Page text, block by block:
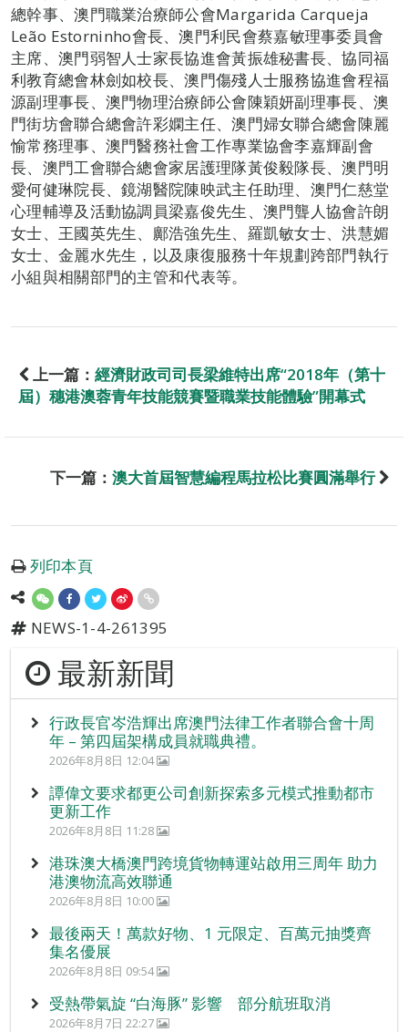
總幹事、澳門職業治療師公會Margarida Carqueja
Leão Estorninho會長、澳門利民會蔡嘉敏理事委員會
主席、澳門弱智人士家長協進會黃振雄秘書長、協同福
利教育總會林劍如校長、澳門傷殘人士服務協進會程福
源副理事長、澳門物理治療師公會陳穎妍副理事長、澳
門街坊會聯合總會許彩嫻主任、澳門婦女聯合總會陳麗
愉常務理事、澳門醫務社會工作專業協會李嘉輝副會
長、澳門工會聯合總會家居護理隊黃俊毅隊長、澳門明
愛何健琳院長、鏡湖醫院陳映武主任助理、澳門仁慈堂
心理輔導及活動協調員梁嘉俊先生、澳門聾人協會許朗
女士、王國英先生、鄺浩強先生、羅凱敏女士、洪慧媚
女士、金麗水先生，以及康復服務十年規劃跨部門執行
小組與相關部門的主管和代表等。
上一篇： 經濟財政司司長梁維特出席“2018年（第十
屆）穗港澳蓉青年技能競賽暨職業技能體驗”開幕式
下一篇： 澳大首屆智慧編程馬拉松比賽圓滿舉行
列印本頁
NEWS-1-4-261395
最新新聞
行政長官岑浩輝出席澳門法律工作者聯合會十周
年 – 第四屆架構成員就職典禮。
2026年8月8日 12:04
譚偉文要求都更公司創新探索多元模式推動都市
更新工作
2026年8月8日 11:28
港珠澳大橋澳門跨境貨物轉運站啟用三周年 助力
港澳物流高效聯通
2026年8月8日 10:00
最後兩天！萬款好物、1 元限定、百萬元抽獎齊
集名優展
2026年8月8日 09:54
受熱帶氣旋 “白海豚” 影響 部分航班取消
2026年8月7日 22:27